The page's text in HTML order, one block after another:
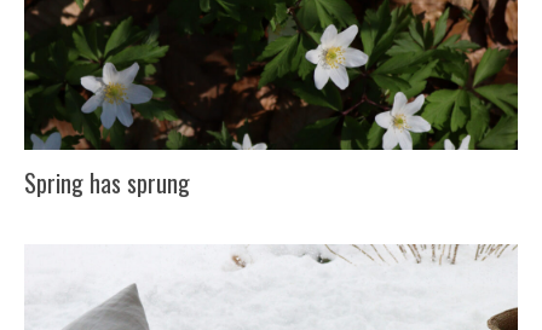
Spring has sprung